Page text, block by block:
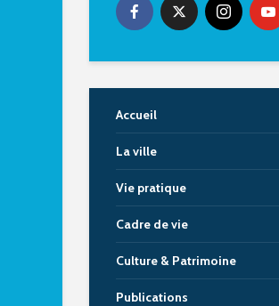
Accueil
La ville
Vie pratique
Cadre de vie
Culture & Patrimoine
Publications